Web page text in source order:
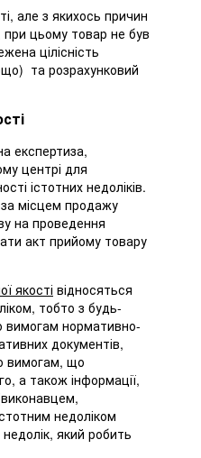
але з якихось причин
при цьому товар не був
цілісність
та розрахунковий
експертиза,
центрі для
істотних недоліків.
місцем продажу
на проведення
акт прийому товару
якості відносяться
тобто з будь-
вимогам нормативно-
документів,
вимогам, що
а також інформації,
недоліком
який робить